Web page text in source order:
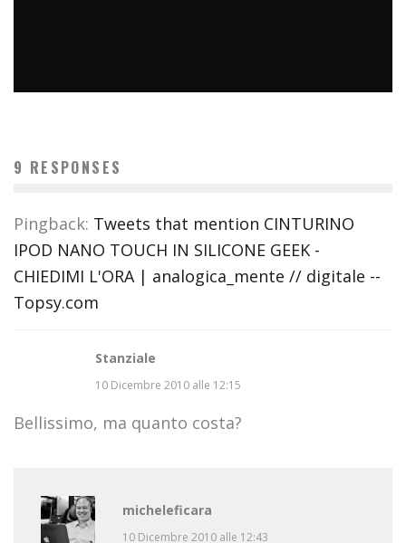
micheleficara
9 RESPONSES
Pingback: Tweets that mention CINTURINO
IPOD NANO TOUCH IN SILICONE GEEK -
CHIEDIMI L'ORA | analogica_mente // digitale --
Topsy.com
Stanziale
10 Dicembre 2010 alle 12:15
Bellissimo, ma quanto costa?
micheleficara
10 Dicembre 2010 alle 12:43